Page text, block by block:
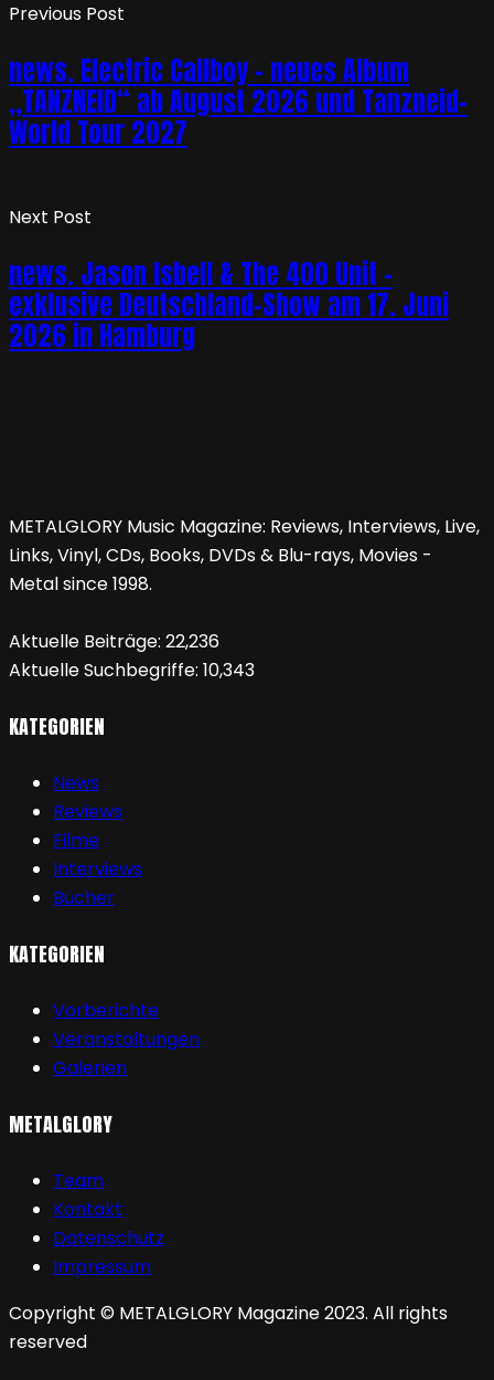
Previous Post
news. Electric Callboy – neues Album
„TANZNEID“ ab August 2026 und Tanzneid-
World Tour 2027
Next Post
news. Jason Isbell & The 400 Unit –
exklusive Deutschland-Show am 17. Juni
2026 in Hamburg
METALGLORY Music Magazine: Reviews, Interviews, Live,
Links, Vinyl, CDs, Books, DVDs & Blu-rays, Movies -
Metal since 1998.
Aktuelle Beiträge: 22,236
Aktuelle Suchbegriffe: 10,343
KATEGORIEN
News
Reviews
Filme
Interviews
Bücher
KATEGORIEN
Vorberichte
Veranstaltungen
Galerien
METALGLORY
Team
Kontakt
Datenschutz
Impressum
Copyright © METALGLORY Magazine 2023. All rights
reserved